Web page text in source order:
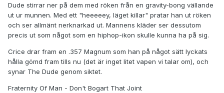
Dude stirrar ner på dem med röken från en gravity-bong vällande
ut ur munnen. Med ett "heeeeey, läget killar" pratar han ut röken
och ser allmänt nerknarkad ut. Mannens kläder ser dessutom
precis ut som något som en hiphop-ikon skulle kunna ha på sig.
Crice drar fram en .357 Magnum som han på något sätt lyckats
hålla gömd fram tills nu (det är inget litet vapen vi talar om), och
synar The Dude genom siktet.
Fraternity Of Man - Don't Bogart That Joint